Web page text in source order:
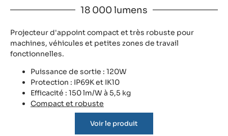
18 000 lumens
Projecteur d'appoint compact et très robuste pour
machines, véhicules et petites zones de travail
fonctionnelles.
Puissance de sortie : 120W
Protection : IP69K et IK10
Efficacité : 150 lm/W à 5,5 kg
Compact et robuste
Voir le produit